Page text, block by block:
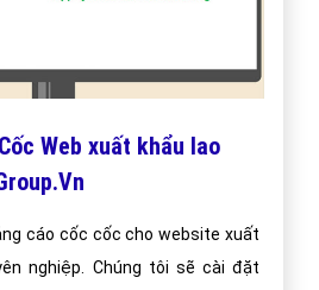
Web xuất khẩu lao
cáo cốc cốc cho website xuất
nghiệp. Chúng tôi sẽ cài đặt